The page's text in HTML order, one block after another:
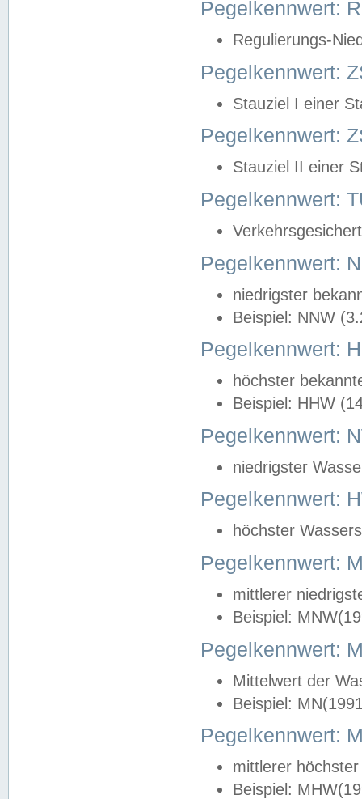
Pegelkennwert:
Regulierungs-
Pegelkennwert:
Stauziel I einer
Pegelkennwert:
Stauziel II einer
Pegelkennwert:
Pegelkennwert:
niedrigster
Beispiel: NNW
Pegelkennwert:
höchster
Beispiel: HHW
Pegelkennwert:
niedrigster
Pegelkennwert:
höchster
Pegelkennwert:
mittlerer
Beispiel:
Pegelkennwert:
Mittelwert der
Beispiel:
Pegelkennwert:
mittlerer
Beispiel: